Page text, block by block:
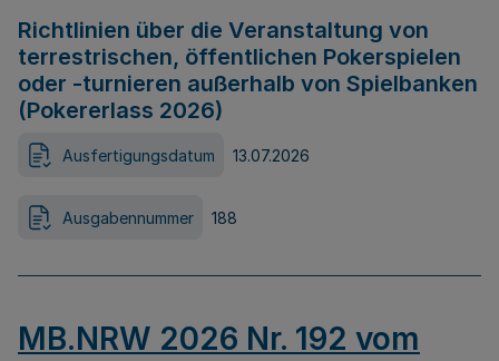
Richtlinien über die Veranstaltung von
terrestrischen, öffentlichen Pokerspielen
oder -turnieren außerhalb von Spielbanken
(Pokererlass 2026)
Ausfertigungsdatum 13.07.2026
Ausgabennummer 188
MB.NRW 2026 Nr. 192 vom